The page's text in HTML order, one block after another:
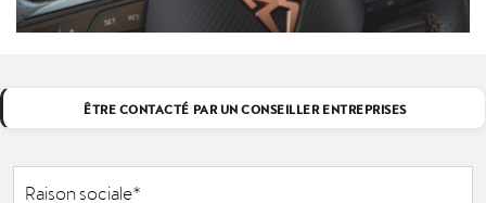
ÊTRE CONTACTÉ PAR UN CONSEILLER ENTREPRISES